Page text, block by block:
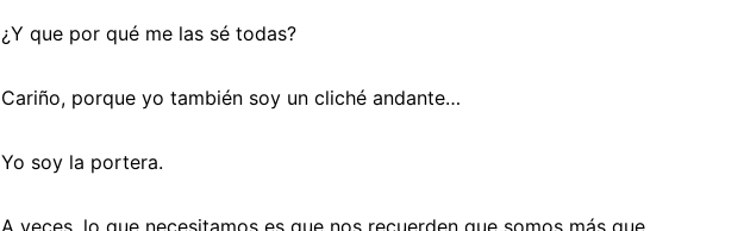
¿Y que por qué me las sé todas?
Cariño, porque yo también soy un cliché andante…
Yo soy la portera.
A veces, lo que necesitamos es que nos recuerden que somos más que